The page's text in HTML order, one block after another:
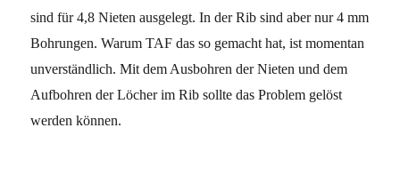
sind für 4,8 Nieten ausgelegt. In der Rib sind aber nur 4 mm
Bohrungen. Warum TAF das so gemacht hat, ist momentan
unverständlich. Mit dem Ausbohren der Nieten und dem
Aufbohren der Löcher im Rib sollte das Problem gelöst
werden können.